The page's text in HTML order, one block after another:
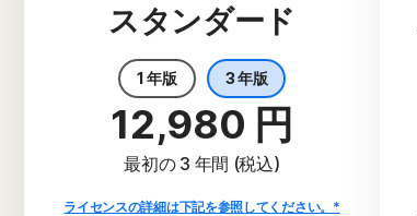
スタンダード
1 年版 3 年版
12,980 円
最初の 3 年間 (税込)
ライセンスの詳細は下記を参照してください。*